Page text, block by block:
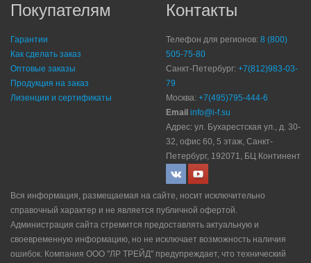
Покупателям
Гарантии
Как сделать заказ
Оптовые заказы
Продукция на заказ
Лизенции и сертификаты
Контакты
Телефон для регионов: 8 (800)
505-75-80
Санкт-Петербург: +7(812)983-03-
79
Москва: +7(495)795-444-6
Email info@i-f.su
Адрес: ул. Бухарестская ул., д. 30-
32, офис 60, 5 этаж, Санкт-
Петербург, 192071, БЦ Континент
Вся информация, размещаемая на сайте, носит исключительно
справочный характер и не является публичной офертой.
Администрация сайта стремится предоставлять актуальную и
своевременную информацию, но не исключает возможность наличия
ошибок. Компания ООО "ЛР ТРЕЙД" прeдупрeждaeт, что технический